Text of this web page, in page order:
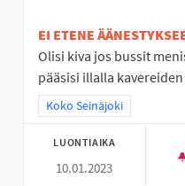
EI ETENE
Olisi kiva jos bussit
pääsisi illalla
Rajaa tulokset teeman
Koko Seinäjoki
LUONTIAIKA
10.01.2023